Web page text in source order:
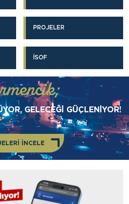
PROJELER
İSOF
GELECEĞİ GÜÇLENİYOR!
İNCELE